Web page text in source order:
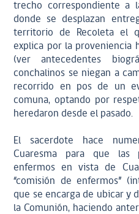
trecho correspondiente a
donde se desplazan
territorio de Recoleta el
explica por la proveniencia
(ver antecedentes
conchalinos se niegan a
recorrido en pos de un
comuna, optando por
heredaron desde el pasado.
El sacerdote hace
Cuaresma para que las
enfermos en vista de
“comisión de enfermos”
que se encarga de ubicar y
la Comunión, haciendo